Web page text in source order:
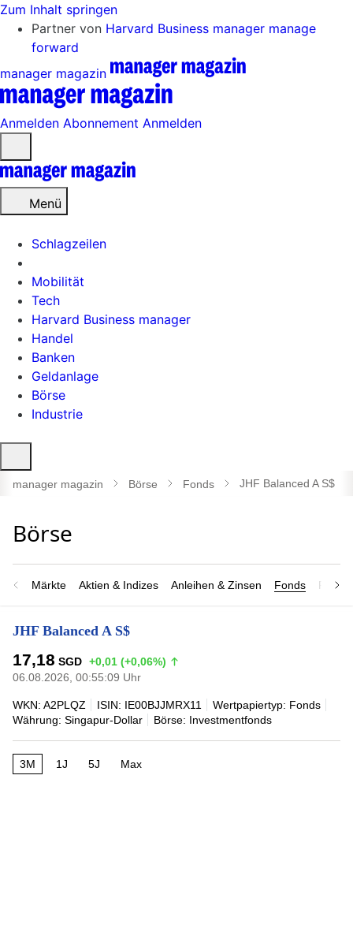
Zum Inhalt springen
Partner von Harvard Business manager manage
forward
manager magazin
Anmelden Abonnement Anmelden
öffnen
Menü
Schlagzeilen
Mobilität
Tech
Harvard Business manager
Handel
Banken
Geldanlage
Börse
Industrie
öffnen
manager magazin Börse Fonds JHF Balanced A S$
Märkte Aktien & Indizes Anleihen & Zinsen Fonds
JHF Balanced A S$
17,18 SGD +0,01 (+0,06%)
06.08.2026, 00:55:09 Uhr
WKN: A2PLQZ ISIN: IE00BJJMRX11
Wertpapiertyp: Fonds
Währung: Singapur-Dollar
Börse: Investmentfonds
3M 1J 5J Max